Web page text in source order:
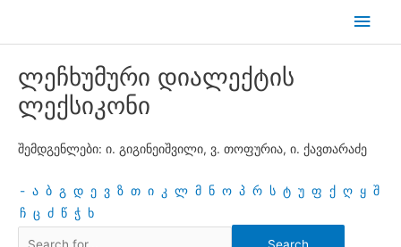
Main
ლეჩხუმური დიალექტის
ლექსიკონი
შემდგენლები: ი. გიგინეიშვილი, ვ. თოფურია, ი. ქავთარაძე
- ა ბ გ დ ე ვ ზ თ ი კ ლ მ ნ ო პ რ ს ტ უ ფ ქ ღ ყ შ
ჩ ც ძ წ ჭ ხ